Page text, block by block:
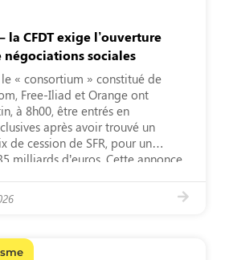
la CFDT exige l’ouverture
sociales
« consortium » constitué de
Free-Iliad et Orange ont
à 8h00, être entrés en
après avoir trouvé un
de cession de SFR, pour un
milliards d’euros. Cette annonce